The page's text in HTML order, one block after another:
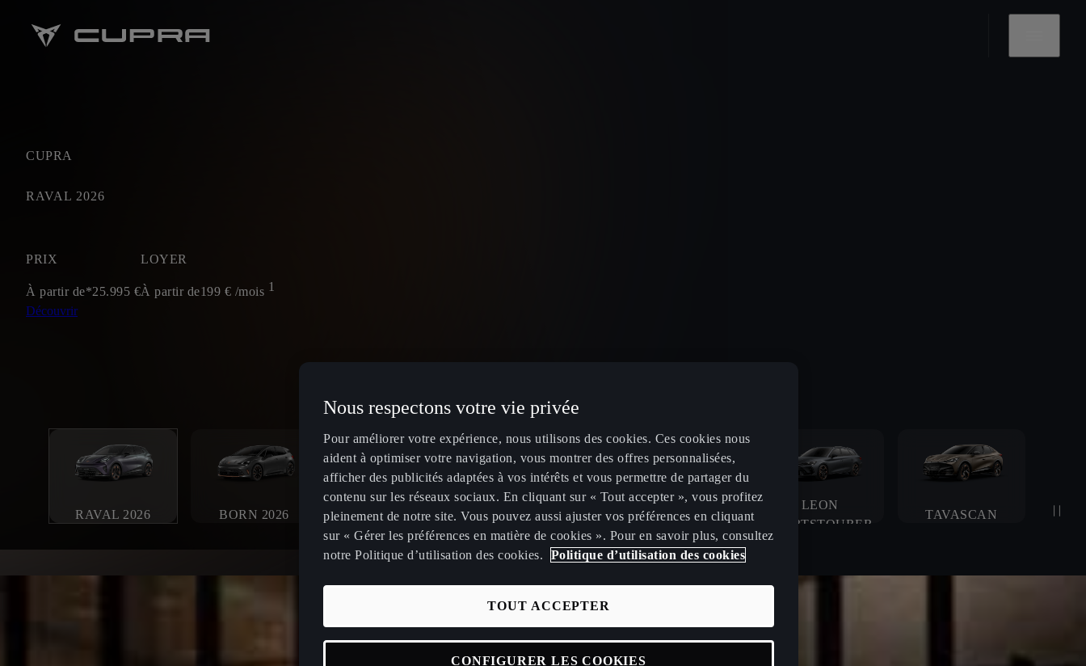
CUPRA
RAVAL 2026
PRIX
À partir de*25.995 €
LOYER
À partir de199 € /mois 1
Découvrir
RAVAL 2026 BORN 2026 FORMENTOR TERRAMAR LEON
LEON
SPORTSTOURER
TAVASCAN
Nous respectons votre vie privée
Pour améliorer votre expérience, nous utilisons des cookies. Ces cookies nous
aident à optimiser votre navigation, vous montrer des offres personnalisées,
afficher des publicités adaptées à vos intérêts et vous permettre de partager du
contenu sur les réseaux sociaux. En cliquant sur « Tout accepter », vous profitez
pleinement de notre site. Vous pouvez aussi ajuster vos préférences en cliquant
sur « Gérer les préférences en matière de cookies ». Pour en savoir plus, consultez
notre Politique d’utilisation des cookies.
Politique d’utilisation des cookies
TOUT ACCEPTER
CONFIGURER LES COOKIES